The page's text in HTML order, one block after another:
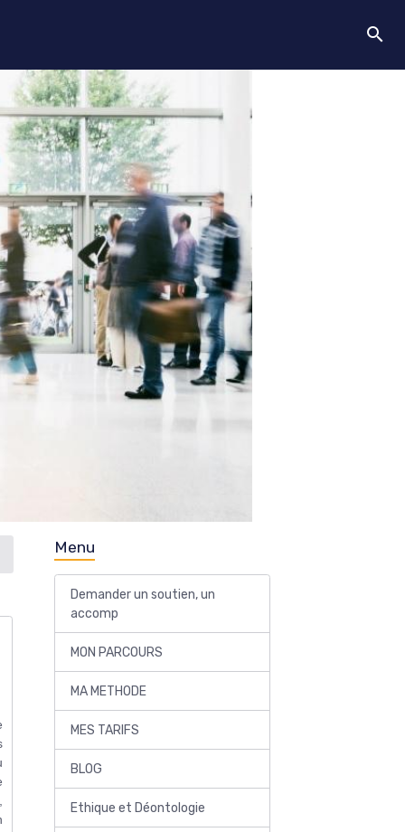
Menu
Demander un soutien, un
accomp
MON PARCOURS
MA METHODE
MES TARIFS
BLOG
Ethique et Déontologie